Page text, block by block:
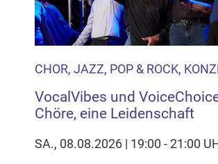
CHOR, JAZZ, POP & ROCK,
VocalVibes und
Chöre, eine Leidenschaft
SA., 08.08.2026 | 19:00 - 21:00